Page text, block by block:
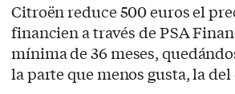
Citroën reduce 500 euros el
financien a través de PSA
mínima de 36 meses,
la parte que menos gusta, la